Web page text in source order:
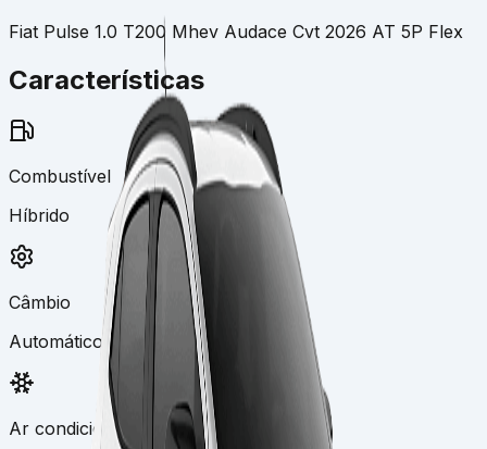
Fiat Pulse 1.0 T200 Mhev Audace Cvt 2026 AT 5P Flex
Características
Combustível
Híbrido
Câmbio
Automático
Ar condicionado